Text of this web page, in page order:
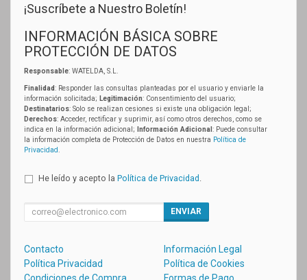
¡Suscríbete a Nuestro Boletín!
INFORMACIÓN BÁSICA SOBRE
PROTECCIÓN DE DATOS
Responsable: WATELDA, S.L.
Finalidad: Responder las consultas planteadas por el usuario y enviarle la
información solicitada; Legitimación: Consentimiento del usuario;
Destinatarios: Solo se realizan cesiones si existe una obligación legal;
Derechos: Acceder, rectificar y suprimir, así como otros derechos, como se
indica en la información adicional;
Información Adicional : Puede consultar
la información completa de Protección de Datos en nuestra Política de
Privacidad
He leído y acepto la Política de Privacidad
ENVIAR
Contacto
Información Legal
Política Privacidad
Política de Cookies
Condiciones de Compra
Formas de Pago